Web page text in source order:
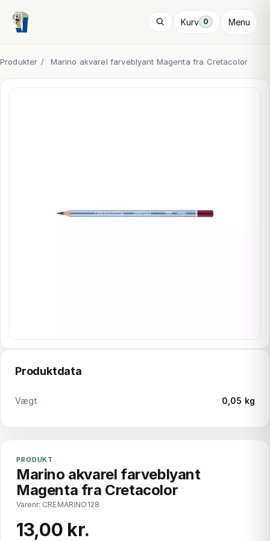
Kurv 0 Menu
Produkter / Marino akvarel farveblyant Magenta fra Cretacolor
Produktdata
Vægt 0,05 kg
PRODUKT
Marino akvarel farveblyant
Magenta fra Cretacolor
Varenr: CREMARINO128
13,00 kr.